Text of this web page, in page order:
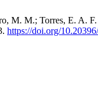
M. M.; Torres, E. A.
https://doi.org/